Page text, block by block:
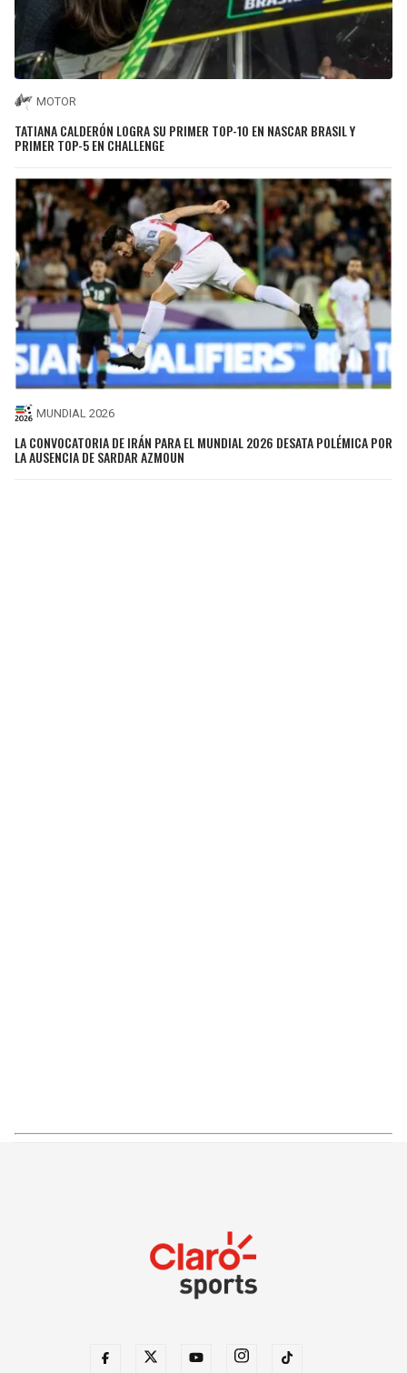
MOTOR
TATIANA CALDERÓN LOGRA SU PRIMER TOP-10 EN NASCAR BRASIL Y
PRIMER TOP-5 EN CHALLENGE
MUNDIAL 2026
LA CONVOCATORIA DE IRÁN PARA EL MUNDIAL 2026 DESATA POLÉMICA POR
LA AUSENCIA DE SARDAR AZMOUN